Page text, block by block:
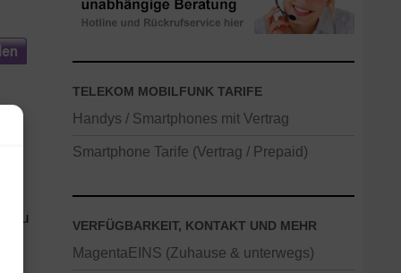
zu
TELEKOM MOBILFUNK TARIFE
Handys / Smartphones mit Vertrag
Smartphone Tarife (Vertrag / Prepaid)
VERFÜGBARKEIT, KONTAKT UND MEHR
MagentaEINS (Zuhause & unterwegs)